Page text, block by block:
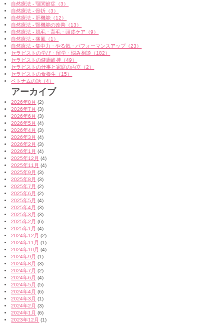
自然療法 - 顎関節症（3）
自然療法 - 骨折（3）
自然療法 - 肝機能（12）
自然療法 - 腎機能の改善（13）
自然療法 - 脱毛・育毛・頭皮ケア（9）
自然療法 - 痛風（1）
自然療法 - 集中力・やる気・パフォーマンスアップ（23）
セラピストの学び・留学・悩み相談（182）
セラピストの健康維持（49）
セラピストの仕事と家庭の両立（2）
セラピストの食養生（15）
ベトナムの話（4）
アーカイブ
2026年8月 (2)
2026年7月 (3)
2026年6月 (3)
2026年5月 (4)
2026年4月 (3)
2026年3月 (4)
2026年2月 (3)
2026年1月 (4)
2025年12月 (4)
2025年11月 (4)
2025年9月 (3)
2025年8月 (3)
2025年7月 (2)
2025年6月 (2)
2025年5月 (4)
2025年4月 (3)
2025年3月 (3)
2025年2月 (6)
2025年1月 (4)
2024年12月 (2)
2024年11月 (1)
2024年10月 (4)
2024年9月 (1)
2024年8月 (3)
2024年7月 (2)
2024年6月 (4)
2024年5月 (5)
2024年4月 (6)
2024年3月 (1)
2024年2月 (3)
2024年1月 (6)
2023年12月 (1)